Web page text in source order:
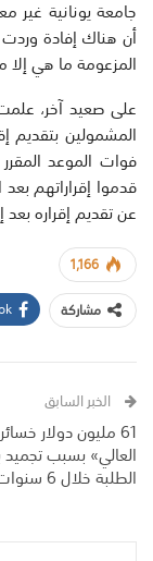
جامعة يونانية غير
أن هناك إفادة وردت
المزعومة ما هي
على صعيد آخر،
المشمولين بتقديم
فوات الموعد
قدموا إقراراتهم
عن تقديم إقراره بعد
1,166
مشاركة
الخبر السابق
61 مليون دولار
العالي» بسبب
الطلبة خلال 6 سنوات